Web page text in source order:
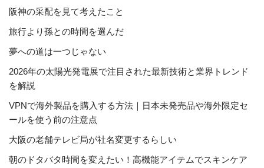
阪神の采配を見て考えたこと
旅行より孫との時間を選んだ
夢への道は一つじゃない
2026年の太陽光発電展で注目された最新技術と業界トレンド
を解説
VPNで海外製品を購入する方法｜日本未発売品や海外限定セ
ールを使う前の注意点
大阪の老舗テレビ局が社名変更するらしい
朝のドタバタ時間を変えたい！高機能アイテムでスキンケア